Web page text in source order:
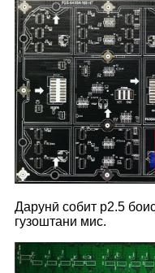
Дарунӣ собит p2.5
гузоштани мис.